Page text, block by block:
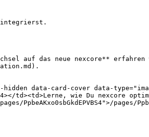
integrierst.
auf das neue nexcore**
data-card-cover data-
td><td>Lerne, wie Du nexcore
PpbeAKxo0sbGkdEPVBS4">/pages/